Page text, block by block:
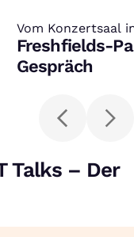
Vom Konzertsaal
:
Freshfields-
Gespräch
Talks – Der